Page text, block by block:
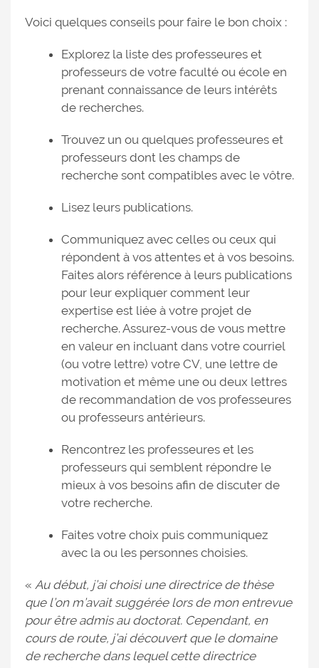
Voici quelques conseils pour faire le bon choix :
Explorez la liste des professeures et
professeurs de votre faculté ou école en
prenant connaissance de leurs intérêts
de recherches.
Trouvez un ou quelques professeures et
professeurs dont les champs de
recherche sont compatibles avec le vôtre.
Lisez leurs publications.
Communiquez avec celles ou ceux qui
répondent à vos attentes et à vos besoins.
Faites alors référence à leurs publications
pour leur expliquer comment leur
expertise est liée à votre projet de
recherche. Assurez-vous de vous mettre
en valeur en incluant dans votre courriel
(ou votre lettre) votre CV, une lettre de
motivation et même une ou deux lettres
de recommandation de vos professeures
ou professeurs antérieurs.
Rencontrez les professeures et les
professeurs qui semblent répondre le
mieux à vos besoins afin de discuter de
votre recherche.
Faites votre choix puis communiquez
avec la ou les personnes choisies.
« Au début, j’ai choisi une directrice de thèse
que l’on m’avait suggérée lors de mon entrevue
pour être admis au doctorat. Cependant, en
cours de route, j’ai découvert que le domaine
de recherche dans lequel cette directrice